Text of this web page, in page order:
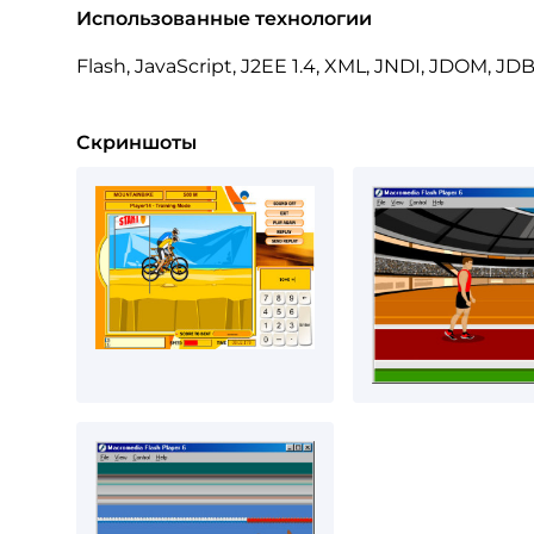
Использованные технологии
Flash, JavaScript, J2EE 1.4, XML, JNDI, JDOM,
Скриншоты